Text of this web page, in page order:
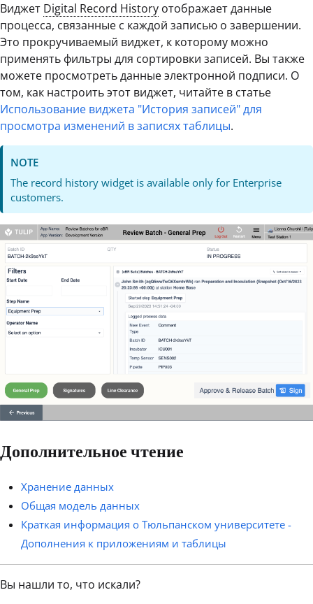
Виджет Digital Record History отображает данные
процесса, связанные с каждой записью о завершении.
Это прокручиваемый виджет, к которому можно
применять фильтры для сортировки записей. Вы также
можете просмотреть данные электронной подписи. О
том, как настроить этот виджет, читайте в статье
Использование виджета "История записей" для
просмотра изменений в записях таблицы.
NOTE
The record history widget is available only for Enterprise
customers.
Дополнительное чтение
Хранение данных
Общая модель данных
Краткая информация о Тюльпанском университете -
Дополнения к приложениям и таблицы
Вы нашли то, что искали?